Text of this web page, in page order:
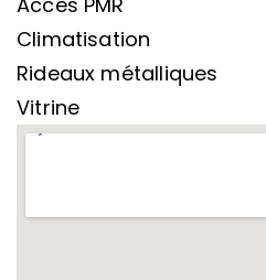
Climatisation
Rideaux métalliques
Vitrine